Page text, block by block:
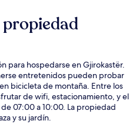
para hospedarse en Gjirokastër.
entretenidos pueden probar
bicicleta de montaña. Entre los
de wifi, estacionamiento, y el
07:00 a 10:00. La propiedad
y su jardín.